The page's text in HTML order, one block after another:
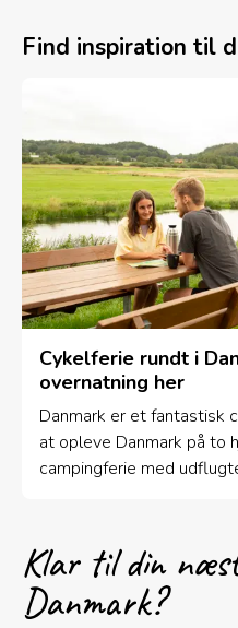
Find inspiration til
Cykelferie rundt i
overnatning her
Danmark er et fantastisk
at opleve Danmark på to
campingferie med
Klar til din
Danmark?